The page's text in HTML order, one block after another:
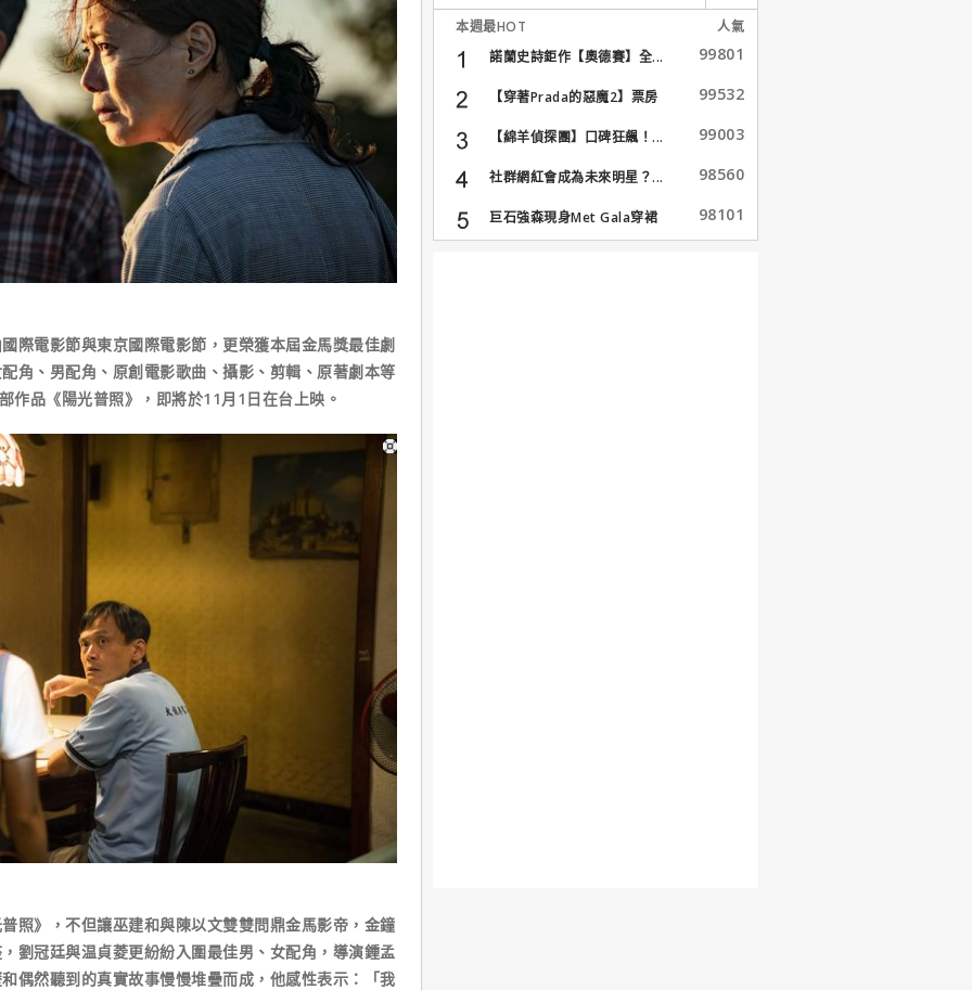
電影節與東京國際電影節，更榮獲本屆金馬獎最佳劇
角、男配角、原創電影歌曲、攝影、剪輯、原著劇本等
作品《陽光普照》，即將於11月1日在台上映。
》，不但讓巫建和與陳以文雙雙問鼎金馬影帝，金鐘
劉冠廷與温貞菱更紛紛入圍最佳男、女配角，導演鍾孟
偶然聽到的真實故事慢慢堆疊而成，他感性表示：「我
本週最HOT
人氣
諾蘭史詩鉅作【奧德賽】全...
99801
【穿著Prada的惡魔2】票房
99532
【綿羊偵探團】口碑狂飆！... 99003
社群網紅會成為未來明星？... 98560
巨石強森現身Met Gala穿裙
子...
98101